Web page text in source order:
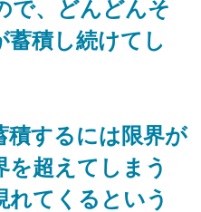
で、どんどんそ
蓄積し続けてし
積するには限界が
を超えてしまう
れてくるという